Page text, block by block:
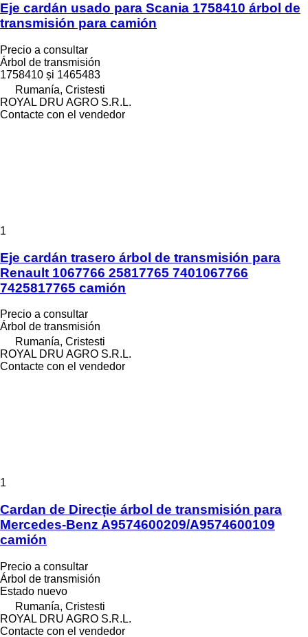
Eje cardán usado para Scania 1758410 árbol de
transmisión para camión
Precio a consultar
Árbol de transmisión
1758410 și 1465483
Rumanía, Cristesti
ROYAL DRU AGRO S.R.L.
Contacte con el vendedor
1
Eje cardán trasero árbol de transmisión para
Renault 1067766 25817765 7401067766
7425817765 camión
Precio a consultar
Árbol de transmisión
Rumanía, Cristesti
ROYAL DRU AGRO S.R.L.
Contacte con el vendedor
1
Cardan de Direcție árbol de transmisión para
Mercedes-Benz A9574600209/A9574600109
camión
Precio a consultar
Árbol de transmisión
Estado nuevo
Rumanía, Cristesti
ROYAL DRU AGRO S.R.L.
Contacte con el vendedor